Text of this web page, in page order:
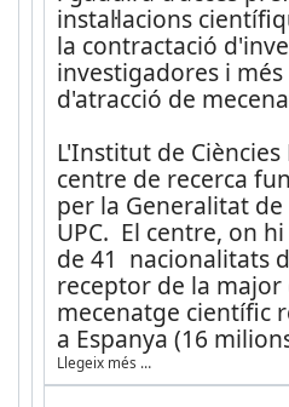
instal·lacions
la contractació
investigadores i
d'atracció de
L'Institut de
centre de recerca
per la Generalitat
UPC. El centre, on
de 41 nacionalitats
receptor de la major
mecenatge científic
a Espanya (16
Llegeix més …